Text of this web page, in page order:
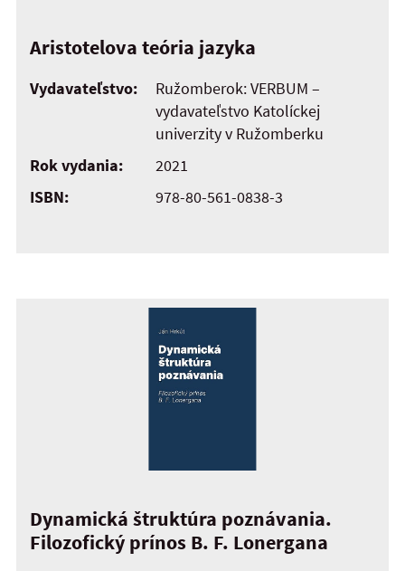
Aristotelova teória jazyka
Vydavateľstvo:
Ružomberok: VERBUM –
vydavateľstvo Katolíckej
univerzity v Ružomberku
Rok vydania:
2021
ISBN:
978-80-561-0838-3
Dynamická štruktúra poznávania.
Filozofický prínos B. F. Lonergana